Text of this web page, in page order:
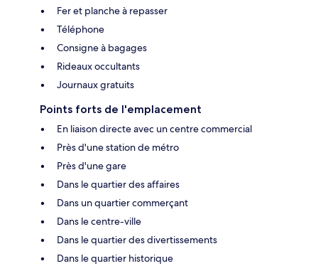
Fer et planche à repasser
Téléphone
Consigne à bagages
Rideaux occultants
Journaux gratuits
Points forts de l'emplacement
En liaison directe avec un centre commercial
Près d'une station de métro
Près d'une gare
Dans le quartier des affaires
Dans un quartier commerçant
Dans le centre-ville
Dans le quartier des divertissements
Dans le quartier historique